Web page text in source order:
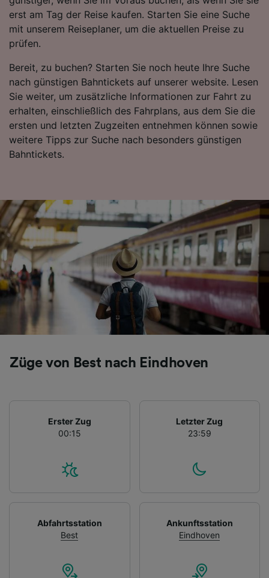
erst am Tag der Reise kaufen. Starten Sie eine Suche
mit unserem Reiseplaner, um die aktuellen Preise zu
prüfen.
Bereit, zu buchen? Starten Sie noch heute Ihre Suche
nach günstigen Bahntickets auf unserer website. Lesen
Sie weiter, um zusätzliche Informationen zur Fahrt zu
erhalten, einschließlich des Fahrplans, aus dem Sie die
ersten und letzten Zugzeiten entnehmen können sowie
weitere Tipps zur Suche nach besonders günstigen
Bahntickets.
Züge von Best nach Eindhoven
Erster Zug
00:15
Letzter Zug
23:59
Abfahrtsstation
Best
Ankunftsstation
Eindhoven
Folgendes bereitzustellen:
Verwendung genauer Standortdaten.
Endgeräteeigenschaften zur Identifikation
aktiv abfragen. Speichern von oder Zugriff auf
Personalisierte Werbung und Inhalte, Messung
von Werbeleistung und der Performance von
Inhalten, Zielgruppenforschung sowie
Entwicklung und Verbesserung von
Angeboten.
Liste der Partner (Lieferanten)